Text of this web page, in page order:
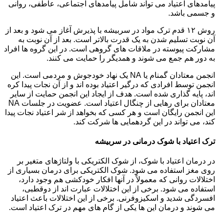
پیامدهای اعتیاد می تواند شامل پیامدهای اجتماعی، عاطفی، روانی
و جسمی باشد.
روش ۱۲ قدم ترک مواد در سربیشه با پذیرش آغاز می شود و بعد از
آن نوبت تسلیم شدن به یک قدرت بالاتر است. بعد از آن نوبت به
مشارکت پیوسته در ملاقات های گروهی است. در این گروه ها افراد
به دور هم جمع می شوند و همدیگر را حمایت می کنند.
انجمن معتادان گمنام یا NA یک نهاد خودجوش و مردمی است. این
انجمن توسط افرادی که درگیر اعتیاد بوده اند و از آن نجات پیدا کره
اند، پایه گذاری شده است. هدف از ایجاد این انجمن حمایت از سایر
معتادان برای رهایی از چنگال اعتیاد است. عضویت در جلسات NA
این انجمن رایگان است و هر کسی که بخواهد از شر اعتیاد نجات پیدا
کند، می تواند در این گردهمایی ها شرکت کند.
ترک اعتیاد با شوک درمانی در سربیشه
در درمان اعتیاد با شوک، از شوک الکتریکی با ولتاژهای متغیر بر
روی مغز استفاده می شود. شوک الکتریکی برای درمان بسیاری از
اختلالات روانی که معمولاً در آنها افکار خودکشی هم وجود دارد،
استفاده می شود. برخی از این اختلالات عبارت اند از دوقطبی،
افسردگی شدید و اسکیزوفرنی. برخی از این اختلالات باعث اعتیاد
می شوند و درمان این ها یکی از گام های مهم در ترک اعتیاد است.